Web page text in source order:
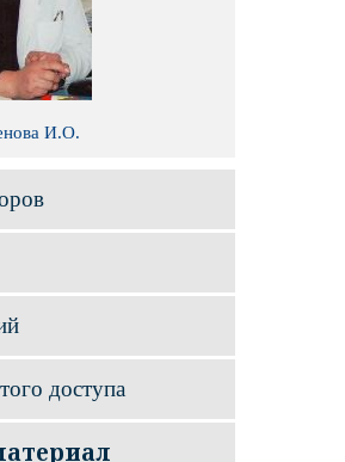
И.О.
доступа